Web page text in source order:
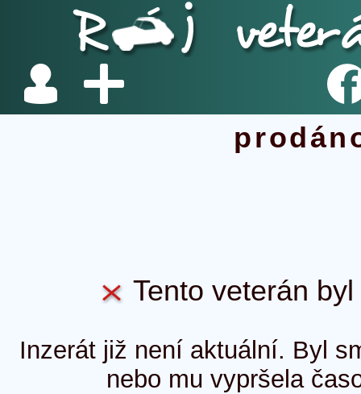
Tento veterán
Inzerát již není aktuální. Byl
nebo mu vypršela